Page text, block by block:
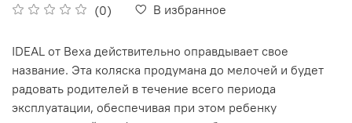
(0) В избранное
IDEAL от Bexa действительно оправдывает свое
название. Эта коляска продумана до мелочей и будет
радовать родителей в течение всего периода
эксплуатации, обеспечивая при этом ребенку